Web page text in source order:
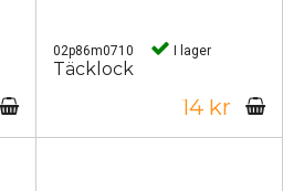
02p86m0710 I lager
Täcklock
14 kr